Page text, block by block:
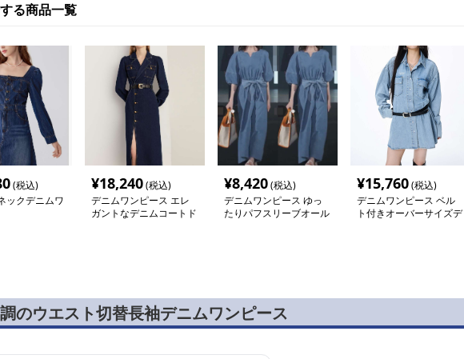
る商品一覧
(税込)
ックデニムワ
¥18,240(税込)
デニムワンピース エレ
ガントなデニムコートド
¥8,420(税込)
デニムワンピース ゆっ
たりパフスリーブオール
¥15,760(税込)
デニムワンピース ベル
ト付きオーバーサイズデ
のウエスト切替長袖デニムワンピース